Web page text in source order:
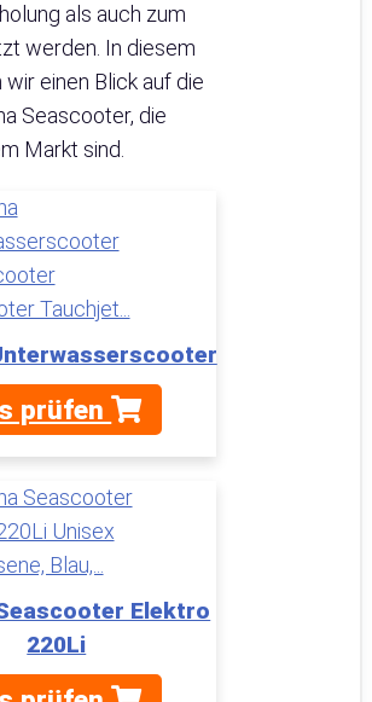
als auch zum
werden. In diesem
einen Blick auf die
Seascooter, die
Markt sind.
prüfen
Elektro
220Li